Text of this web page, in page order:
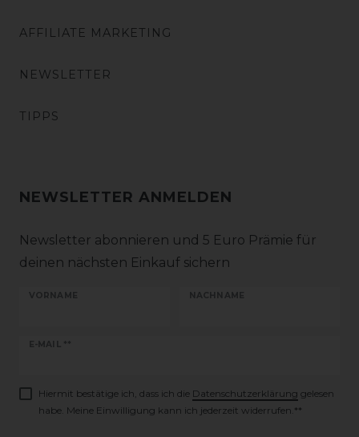
AFFILIATE MARKETING
NEWSLETTER
TIPPS
NEWSLETTER ANMELDEN
Newsletter abonnieren und 5 Euro Prämie für
deinen nächsten Einkauf sichern
VORNAME NACHNAME
E-MAIL **
Newsletter
Hiermit bestätige ich, dass ich die Daten­schutz­erklärung gelesen
habe. Meine Einwilligung kann ich jederzeit widerrufen.**